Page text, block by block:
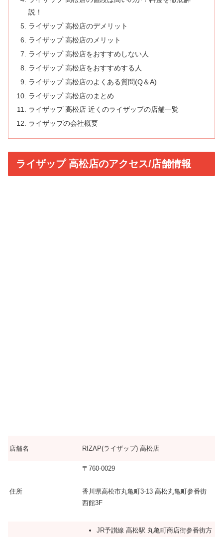
説！
ライザップ 高松店のデメリット
ライザップ 高松店のメリット
ライザップ 高松店をおすすめしない人
ライザップ 高松店をおすすめする人
ライザップ 高松店のよくある質問(Q＆A)
ライザップ 高松店のまとめ
ライザップ 高松店 近くのライザップの店舗一覧
ライザップの会社概要
ライザップ 高松店のアクセス/店舗情報
店舗名 RIZAP(ライザップ) 高松店
住所
〒760-0029
香川県高松市丸亀町3-13 高松丸亀町参番街
西館3F
JR予讃線 高松駅 丸亀町商店街参番街方